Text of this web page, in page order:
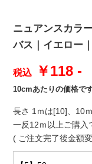
ニュアンスカラ
バス｜イエロー
税込 ￥118 -
10cmあたりの価格で
長さ 1ｍは[10]、10
一反12ｍ以上ご購入
( ご注文完了後金額